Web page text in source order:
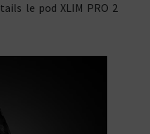
le pod XLIM PRO 2